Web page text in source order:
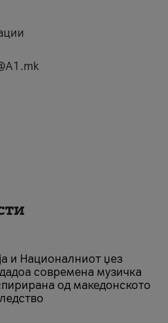
и Националниот џез
современа музичка
од македонското